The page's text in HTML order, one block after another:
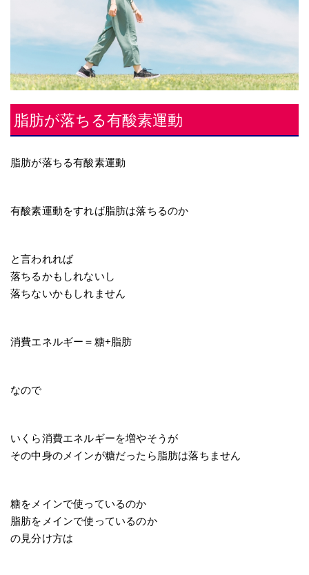
脂肪が落ちる有酸素運動
脂肪が落ちる有酸素運動
有酸素運動をすれば脂肪は落ちるのか
と言われれば
落ちるかもしれないし
落ちないかもしれません
消費エネルギー＝糖+脂肪
なので
いくら消費エネルギーを増やそうが
その中身のメインが糖だったら脂肪は落ちません
糖をメインで使っているのか
脂肪をメインで使っているのか
の見分け方は